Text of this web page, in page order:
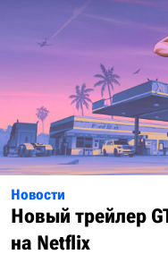
Новости
Новый трейлер
на Netflix